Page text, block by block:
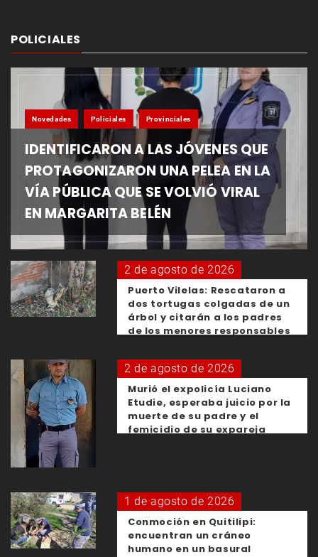
POLICIALES
Novedades Policiales Provinciales
IDENTIFICARON A LAS JÓVENES QUE
PROTAGONIZARON UNA PELEA EN LA
VÍA PÚBLICA QUE SE VOLVIÓ VIRAL
EN MARGARITA BELÉN
2 de agosto de 2026
Puerto Vilelas: Rescataron a
dos tortugas colgadas de un
árbol y citarán a los padres
de los menores responsables
2 de agosto de 2026
Murió el expolicía Luciano
Etudie, esperaba juicio por la
muerte de su padre y el
femicidio de su expareja
1 de agosto de 2026
Conmoción en Quitilipi:
encuentran un cráneo
humano en un basural